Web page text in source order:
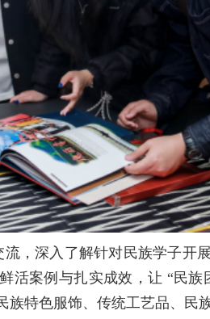
，深入了解针对民族学子开
活案例与扎实成效，让 “民族
特色服饰、传统工艺品、民